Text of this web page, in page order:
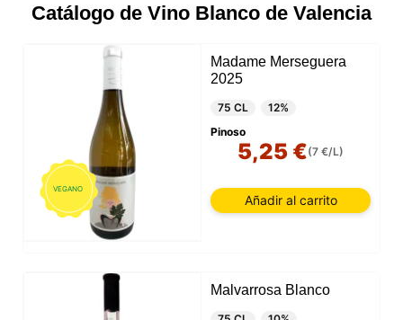
Catálogo de Vino Blanco de Valencia
VEGANO
Madame Merseguera
2025
75 CL
12%
Pinoso
5,25 €(7 €/L)
Añadir al carrito
Malvarrosa Blanco